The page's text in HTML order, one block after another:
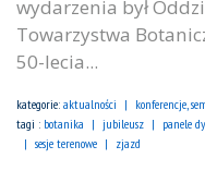
wydarzenia był
Towarzystwa
50-lecia...
kategorie: aktualności konferencje,
tagi : botanika jubileusz panele
sesje terenowe
zjazd